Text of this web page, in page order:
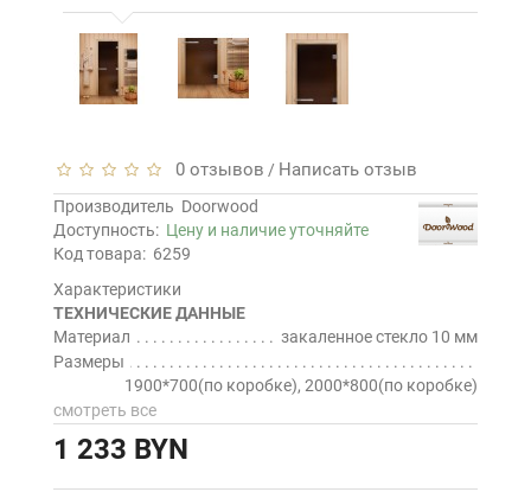
0 отзывов / Написать отзыв
Производитель Doorwood
Доступность: Цену и наличие уточняйте
Код товара: 6259
Характеристики
ТЕХНИЧЕСКИЕ ДАННЫЕ
Материал
закаленное стекло 10 мм
Размеры
1900*700(по коробке), 2000*800(по коробке)
смотреть все
1 233 BYN